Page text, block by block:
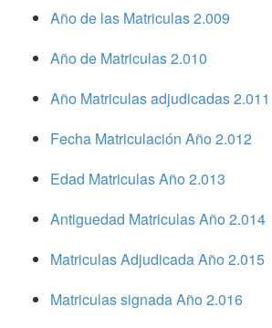
Año de las Matriculas 2.009
Año de Matriculas 2.010
Año Matriculas adjudicadas 2.011
Fecha Matriculación Año 2.012
Edad Matriculas Año 2.013
Antiguedad Matriculas Año 2.014
Matriculas Adjudicada Año 2.015
Matriculas signada Año 2.016